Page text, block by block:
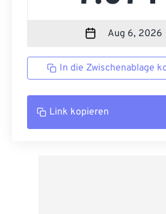
In die Zwischenablage
Link kopieren